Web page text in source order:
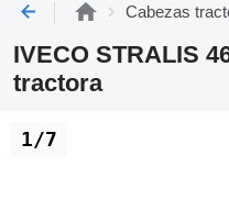
Cabezas
IVECO STRALIS
tractora
1/7